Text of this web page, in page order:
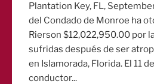
Plantation Key, FL,
del Condado de Monroe ha
Rierson $12,022,950.00 por
sufridas después de ser
en Islamorada, Florida. El 11
conductor...